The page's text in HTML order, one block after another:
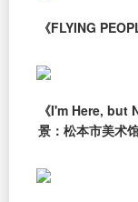
《FLYING
《I'm Here, but
景：松本市美术